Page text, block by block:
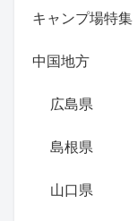
キャンプ場特集
中国地方
広島県
島根県
山口県